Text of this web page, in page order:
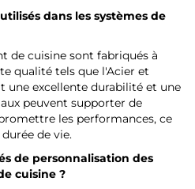
dans les systèmes de
de cuisine sont fabriqués à
qualité tels que l'Acier et
une excellente durabilité et une
peuvent supporter de
les performances, ce
de vie.
de personnalisation des
cuisine ?